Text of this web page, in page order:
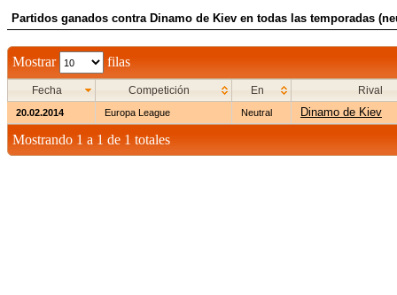
Partidos ganados contra Dinamo de Kiev en todas las temporadas
Mostrar filas
Fecha Competición En Rival
20.02.2014 Europa League Neutral Dinamo de Kiev
Mostrando 1 a 1 de 1 totales